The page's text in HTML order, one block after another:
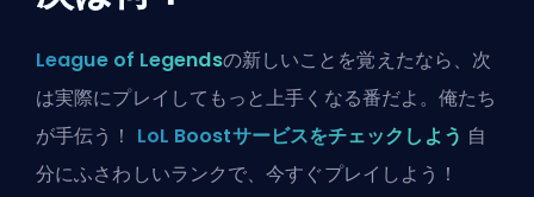
League of Legendsの新しいことを覚えたなら、次
は実際にプレイしてもっと上手くなる番だよ。俺たち
が手伝う！ LoL Boostサービスをチェックしよう 自
分にふさわしいランクで、今すぐプレイしよう！